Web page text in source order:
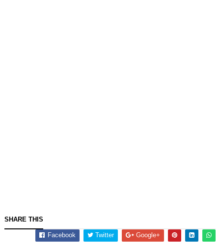
SHARE THIS
Facebook Twitter Google+